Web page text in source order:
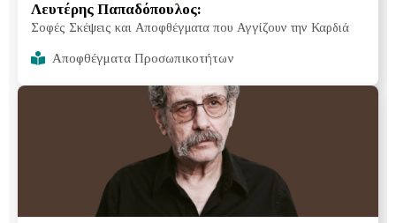
Λευτέρης Παπαδόπουλος:
Σοφές Σκέψεις και Αποφθέγματα που Αγγίζουν την Καρδιά
Αποφθέγματα Προσωπικοτήτων